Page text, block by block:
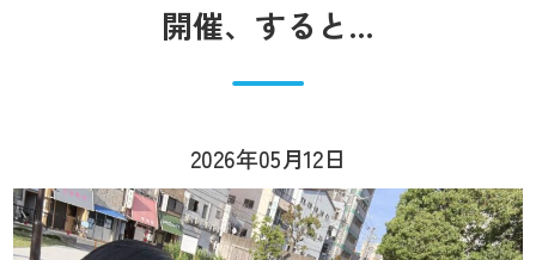
開催、すると…
2026年05月12日